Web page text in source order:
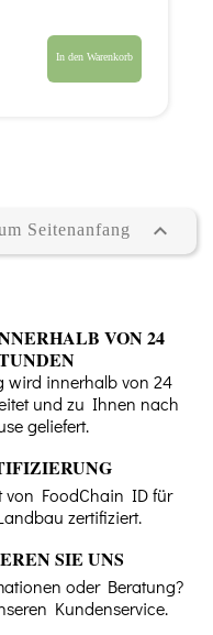
In den Warenkorb
Seitenanfang 
VON 24
wird innerhalb von 24
und zu Ihnen nach
geliefert.
von FoodChain ID für
zertifiziert.
SIE UNS
oder Beratung?
Kundenservice.